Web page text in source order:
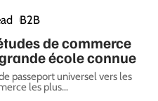
B2B
de commerce
école connue
passeport universel vers les
les plus…